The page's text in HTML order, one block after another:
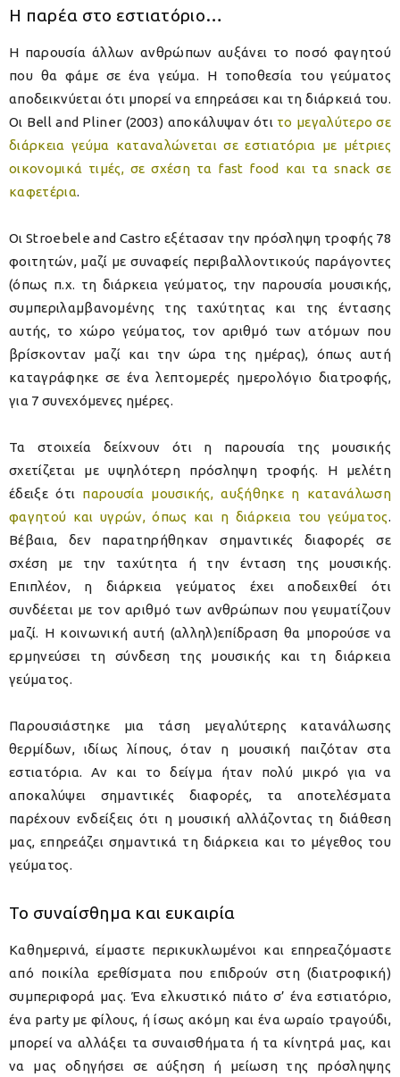
Η παρέα στο εστιατόριο…
Η παρουσία άλλων ανθρώπων αυξάνει το ποσό φαγητού
που θα φάμε σε ένα γεύμα. Η τοποθεσία του γεύματος
αποδεικνύεται ότι μπορεί να επηρεάσει και τη διάρκειά του.
Οι Bell and Pliner (2003) αποκάλυψαν ότι το μεγαλύτερο σε
διάρκεια γεύμα καταναλώνεται σε εστιατόρια με μέτριες
οικονομικά τιμές, σε σχέση τα fast food και τα snack σε
καφετέρια.
Οι Stroebele and Castro εξέτασαν την πρόσληψη τροφής 78
φοιτητών, μαζί με συναφείς περιβαλλοντικούς παράγοντες
(όπως π.χ. τη διάρκεια γεύματος, την παρουσία μουσικής,
συμπεριλαμβανομένης της ταχύτητας και της έντασης
αυτής, το χώρο γεύματος, τον αριθμό των ατόμων που
βρίσκονταν μαζί και την ώρα της ημέρας), όπως αυτή
καταγράφηκε σε ένα λεπτομερές ημερολόγιο διατροφής,
για 7 συνεχόμενες ημέρες.
Τα στοιχεία δείχνουν ότι η παρουσία της μουσικής
σχετίζεται με υψηλότερη πρόσληψη τροφής. Η μελέτη
έδειξε ότι παρουσία μουσικής, αυξήθηκε η κατανάλωση
φαγητού και υγρών, όπως και η διάρκεια του γεύματος.
Βέβαια, δεν παρατηρήθηκαν σημαντικές διαφορές σε
σχέση με την ταχύτητα ή την ένταση της μουσικής.
Επιπλέον, η διάρκεια γεύματος έχει αποδειχθεί ότι
συνδέεται με τον αριθμό των ανθρώπων που γευματίζουν
μαζί. Η κοινωνική αυτή (αλληλ)επίδραση θα μπορούσε να
ερμηνεύσει τη σύνδεση της μουσικής και τη διάρκεια
γεύματος.
Παρουσιάστηκε μια τάση μεγαλύτερης κατανάλωσης
θερμίδων, ιδίως λίπους, όταν η μουσική παιζόταν στα
εστιατόρια. Αν και το δείγμα ήταν πολύ μικρό για να
αποκαλύψει σημαντικές διαφορές, τα αποτελέσματα
παρέχουν ενδείξεις ότι η μουσική αλλάζοντας τη διάθεση
μας, επηρεάζει σημαντικά τη διάρκεια και το μέγεθος του
γεύματος.
Το συναίσθημα και ευκαιρία
Καθημερινά, είμαστε περικυκλωμένοι και επηρεαζόμαστε
από ποικίλα ερεθίσματα που επιδρούν στη (διατροφική)
συμπεριφορά μας. Ένα ελκυστικό πιάτο σ’ ένα εστιατόριο,
ένα party με φίλους, ή ίσως ακόμη και ένα ωραίο τραγούδι,
μπορεί να αλλάξει τα συναισθήματα ή τα κίνητρά μας, και
να μας οδηγήσει σε αύξηση ή μείωση της πρόσληψης